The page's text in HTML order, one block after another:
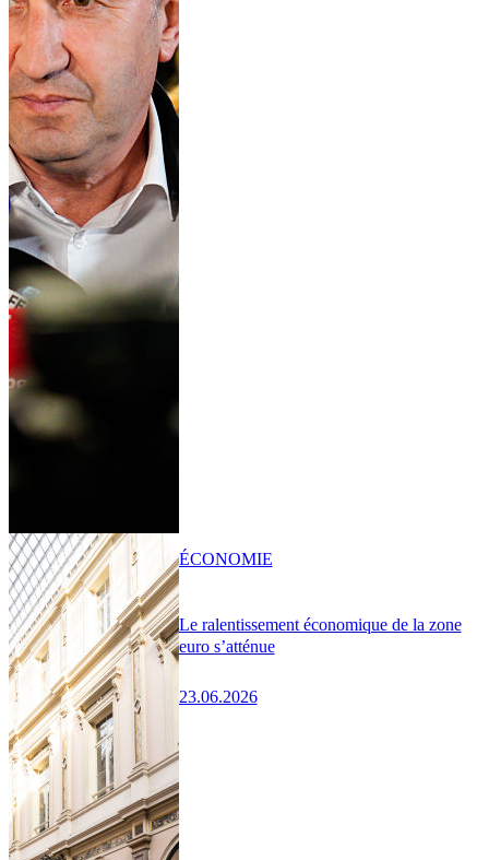
Le ralentissement économique de la zone
euro s’atténue
23.06.2026
ÉCONOMIE